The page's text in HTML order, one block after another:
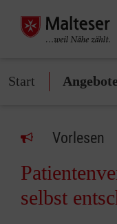
Start
Vorlesen
selbst